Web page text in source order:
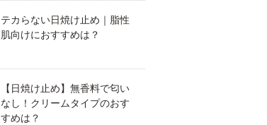
テカらない日焼け止め｜脂性
肌向けにおすすめは？
【日焼け止め】無香料で匂い
なし！クリームタイプのおす
すめは？